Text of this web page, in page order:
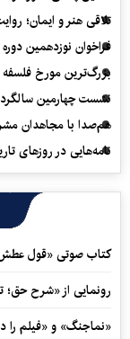
تلاقی هنر و ایمان؛
فراخوان نوزدهمین
بزرگ‌ترین مورخ فلسفه
نشست چهارمین
هم‌صدا با مجاهدان
نامه‌هایی در روزهای
کتاب صوتی «قول
رونمایی از «شرح حق؛
«نماجنگ» و «فیلم را